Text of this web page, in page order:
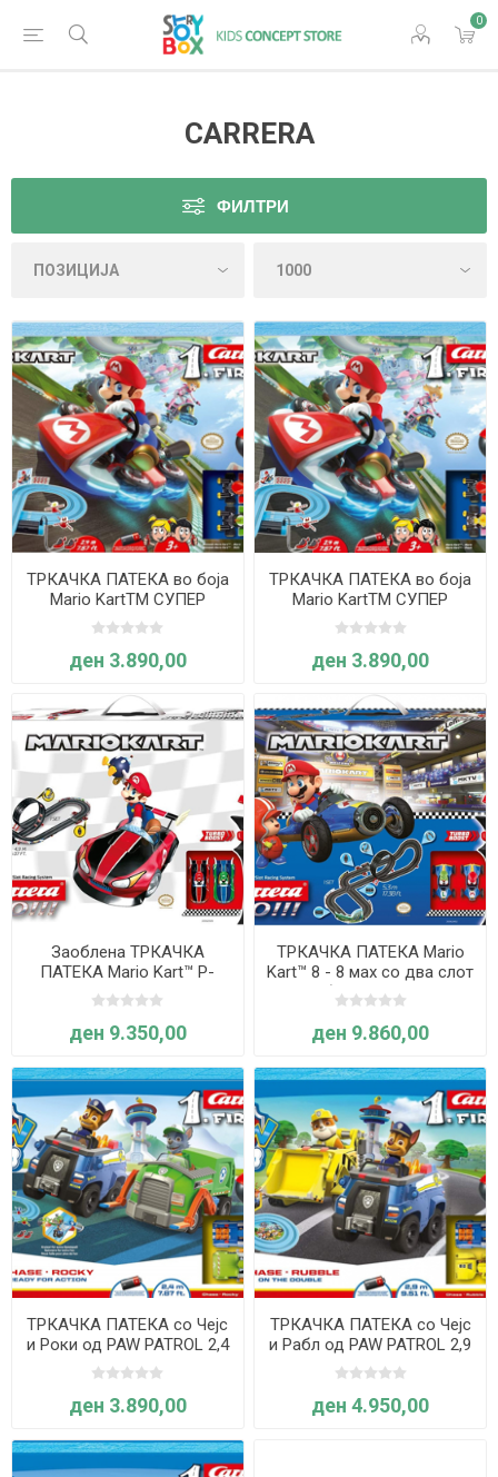
0
CARRERA
ФИЛТРИ
ТРКАЧКА ПАТЕКА во боја
Mario KartTM СУПЕР
МАРИО v.s. Јоши- Carrera
ден 3.890,00
ТРКАЧКА ПАТЕКА во боја
Mario KartTM СУПЕР
МАРИО v.s. принцезата
Пич- Carrera
ден 3.890,00
Заоблена ТРКАЧКА
ПАТЕКА Mario Kart™ P-
Wing 4,9 м- Carrera
ден 9.350,00
ТРКАЧКА ПАТЕКА Mario
Kart™ 8 - 8 мах со два слот
автомобили, 5,3 m- Carrera
ден 9.860,00
ТРКАЧКА ПАТЕКА со Чејс
и Роки од PAW PATROL 2,4
м- Carrera
ден 3.890,00
ТРКАЧКА ПАТЕКА со Чејс
и Рабл од PAW PATROL 2,9
м- Carrera
ден 4.950,00